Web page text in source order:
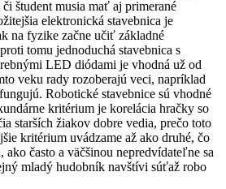
študent musia mať aj primerané
elektronická stavebnica je
na fyzike začne učiť základné
tomu jednoduchá stavebnica s
LED diódami je vhodná už od
veku rady rozoberajú veci, napríklad
Robotické stavebnice sú vhodné
kritérium je korelácia hračky so
starších žiakov dobre vedia, prečo toto
kritérium uvádzame až ako druhé, čo
ako často a väčšinou nepredvídateľne sa
mladý hudobník navštívi súťaž robo